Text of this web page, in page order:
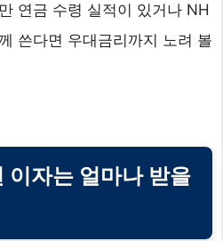
연금 수령 실적이 있거나 NH
쓴다면 우대금리까지 노려 볼
자는 얼마나 받을